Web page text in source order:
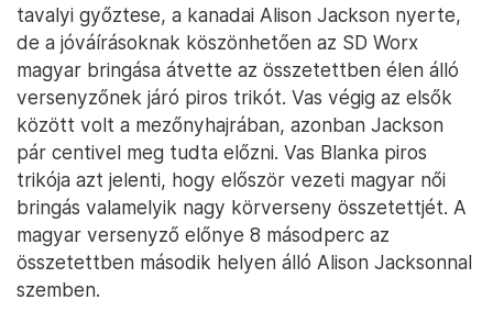
tavalyi győztese, a kanadai Alison Jackson nyerte,
de a jóváírásoknak köszönhetően az SD Worx
magyar bringása átvette az összetettben élen álló
versenyzőnek járó piros trikót. Vas végig az elsők
között volt a mezőnyhajrában, azonban Jackson
pár centivel meg tudta előzni. Vas Blanka piros
trikója azt jelenti, hogy először vezeti magyar női
bringás valamelyik nagy körverseny összetettjét. A
magyar versenyző előnye 8 másodperc az
összetettben második helyen álló Alison Jacksonnal
szemben.